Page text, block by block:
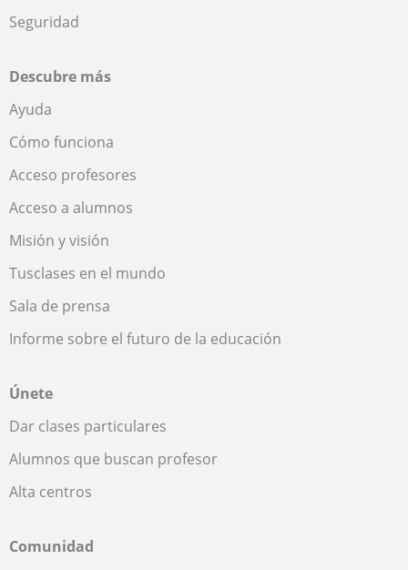
Seguridad
Descubre más
Ayuda
Cómo funciona
Acceso profesores
Acceso a alumnos
Misión y visión
Tusclases en el mundo
Sala de prensa
Informe sobre el futuro de la educación
Únete
Dar clases particulares
Alumnos que buscan profesor
Alta centros
Comunidad